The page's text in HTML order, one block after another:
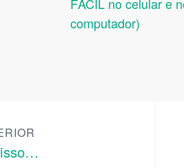
computador)